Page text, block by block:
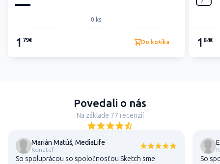
0 ks
1 79€ Do košíka 1 84€
Povedali o nás
Na základe 77 recenzií
Marián Matúš, MediaLife
Konateľ
So spoluprácou so spoločnosťou Sketch sme
So